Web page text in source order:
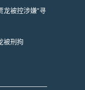
龙被控涉嫌“寻
被刑拘